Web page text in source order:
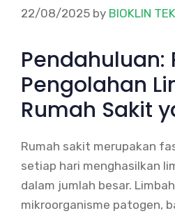
22/08/2025 by BIOKLIN
Pendahuluan:
Pengolahan
Rumah Sakit
Rumah sakit merupakan
setiap hari menghasilkan
dalam jumlah besar.
mikroorganisme patogen,